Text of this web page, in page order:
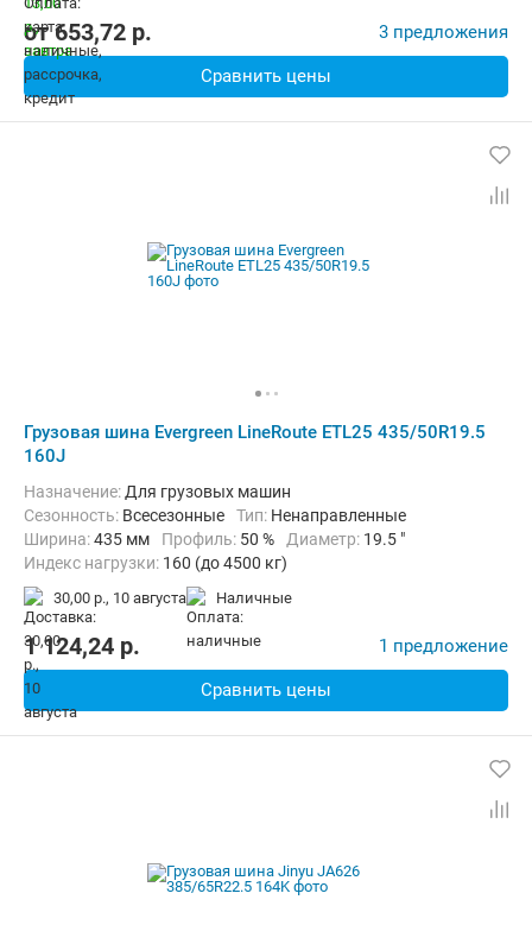
от653,72 p. 3 предложения
Сравнить цены
Грузовая шина Evergreen LineRoute ETL25 435/50R19.5
160J
Назначение: Для грузовых машин
Сезонность: Всесезонные Тип: Ненаправленные
Ширина:435 мм Профиль: 50 % Диаметр: 19.5 "
Индекс нагрузки: 160 (до 4500 кг)
Индекс скорости:
J (до 100 км/ч)
30,00 р., 10 августа наличные
1 124,24 p. 1 предложение
Сравнить цены